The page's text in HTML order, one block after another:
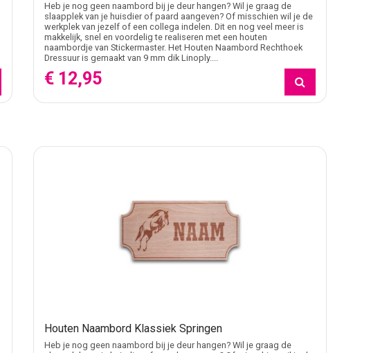
Heb je nog geen naambord bij je deur hangen? Wil je graag de
slaapplek van je huisdier of paard aangeven? Of misschien wil je de
werkplek van jezelf of een collega indelen. Dit en nog veel meer is
makkelijk, snel en voordelig te realiseren met een houten
naambordje van Stickermaster. Het Houten Naambord Rechthoek
Dressuur is gemaakt van 9 mm dik Linoply....
€ 12,95
Houten Naambord Klassiek Springen
Heb je nog geen naambord bij je deur hangen? Wil je graag de